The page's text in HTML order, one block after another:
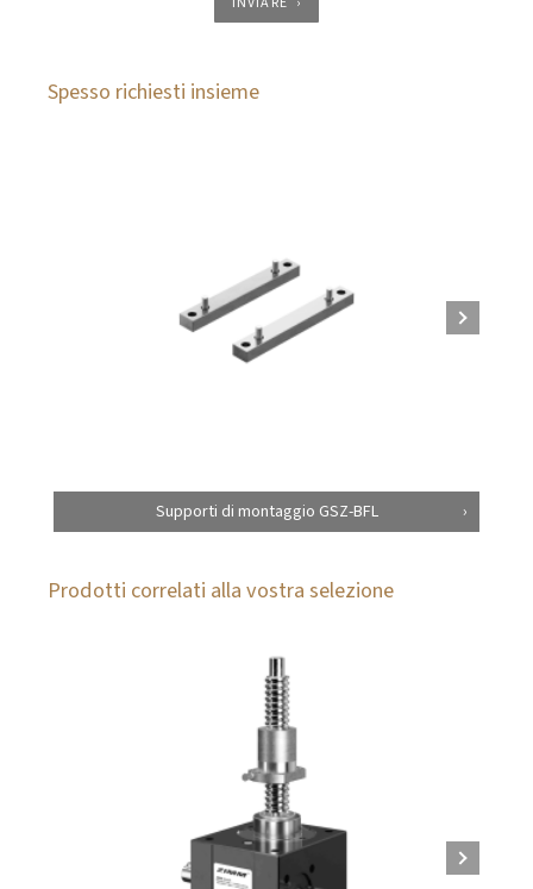
Spesso richiesti insieme
Supporti di montaggio GSZ-BFL
Prodotti correlati alla vostra selezione